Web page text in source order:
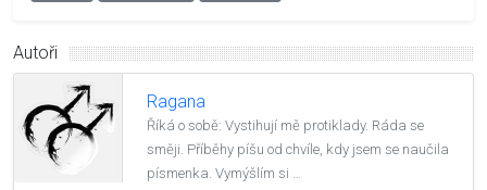
Autoři
Ragana
Říká o sobě: Vystihují mě protiklady. Ráda se
směji. Příběhy píšu od chvíle, kdy jsem se naučila
písmenka. Vymýšlím si …